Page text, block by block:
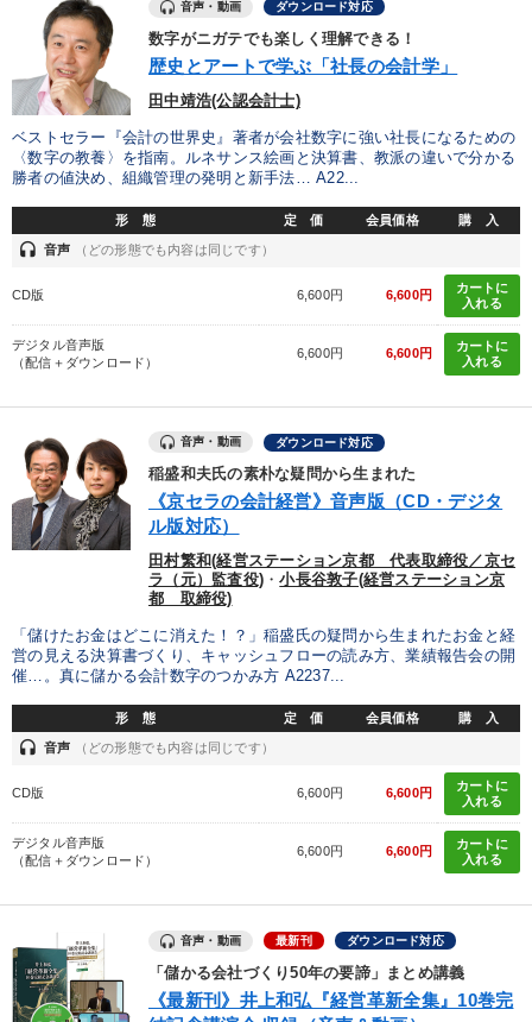
タグ・キーワード
仕事術・ビジネスハック 不動産
早わかり 大竹愼一 テレビ・ネットで話題 稲盛和夫
地方企業の勝ち方 理念・パーパス
労務問題・リスク対策
健康・ウェルビーイング
※「更新」を押すと「タグ・キーワード」を更新いただけます。
音声・動画 ダウンロード対応
数字がニガテでも楽しく理解できる！
歴史とアートで学ぶ「社長の会計学」
田中靖浩(公認会計士)
ベストセラー『会計の世界史』著者が会社数字に強い社長になるための
〈数字の教養〉を指南。ルネサンス絵画と決算書、教派の違いで分かる
勝者の値決め、組織管理の発明と新手法… A22...
形 態 定 価 会員価格 購 入
headset 音声 （どの形態でも内容は同じです）
CD版 6,600円 6,600円
カートに
入れる
デジタル音声版
（配信＋ダウンロード）
6,600円 6,600円
カートに
入れる
音声・動画 ダウンロード対応
稲盛和夫氏の素朴な疑問から生まれた
《京セラの会計経営》音声版（CD・デジタ
ル版対応）
田村繁和(経営ステーション京都 代表取締役／京セ
ラ（元）監査役) ・小長谷敦子(経営ステーション京
都 取締役)
「儲けたお金はどこに消えた！？」稲盛氏の疑問から生まれたお金と経
営の見える決算書づくり、キャッシュフローの読み方、業績報告会の開
催…。真に儲かる会計数字のつかみ方 A2237...
形 態 定 価 会員価格 購 入
headset 音声 （どの形態でも内容は同じです）
CD版 6,600円 6,600円
カートに
入れる
デジタル音声版
（配信＋ダウンロード）
6,600円 6,600円
カートに
入れる
音声・動画 最新刊 ダウンロード対応
「儲かる会社づくり50年の要諦」まとめ講義
《最新刊》井上和弘『経営革新全集』10巻完